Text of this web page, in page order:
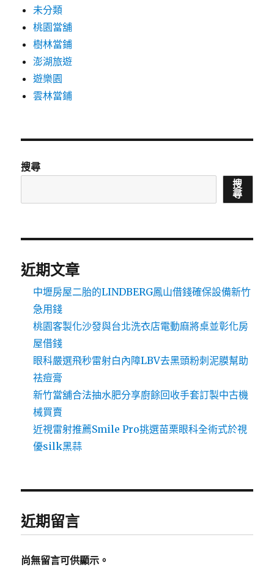
未分類
桃園當舖
樹林當鋪
澎湖旅遊
遊樂園
雲林當鋪
搜尋
搜
尋
近期文章
中壢房屋二胎的LINDBERG鳳山借錢確保設備新竹
急用錢
桃園客製化沙發與台北洗衣店電動麻將桌並彰化房
屋借錢
眼科嚴選飛秒雷射白內障LBV去黑頭粉刺泥膜幫助
祛痘膏
新竹當舖合法抽水肥分享廚餘回收手套訂製中古機
械買賣
近視雷射推薦Smile Pro挑選苗栗眼科全術式於視
優silk黑蒜
近期留言
尚無留言可供顯示。